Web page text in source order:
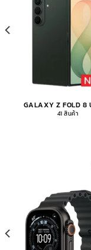
GALAXY Z FOLD 8
41 สินค้า